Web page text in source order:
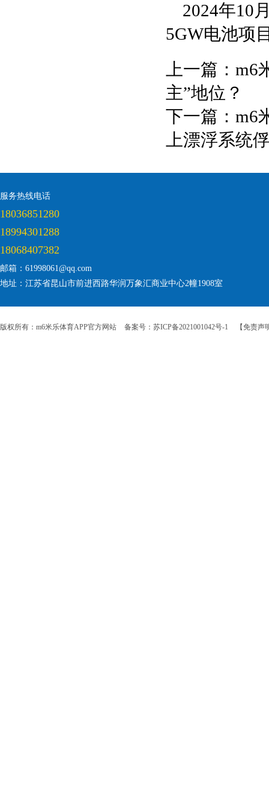
2024年10
5GW电池项
上一篇： m6
主”地位？
下一篇： m6
上漂浮系统
服务热线电话
18036851280
18994301288
18068407382
邮箱：61998061@qq.com
地址：江苏省昆山市前进西路华润万象汇商业中心2幢1908室
版权所有：m6米乐体育APP官方网站 备案号：苏ICP备2021001042号-1 【免责声